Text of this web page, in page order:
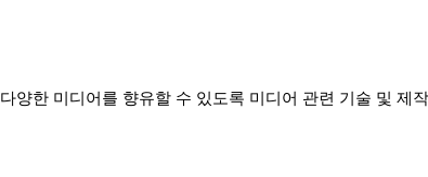
다양한 미디어를 향유할 수 있도록 미디어 관련 기술 및 제